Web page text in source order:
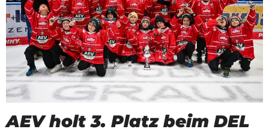
AEV holt 3. Platz beim DEL